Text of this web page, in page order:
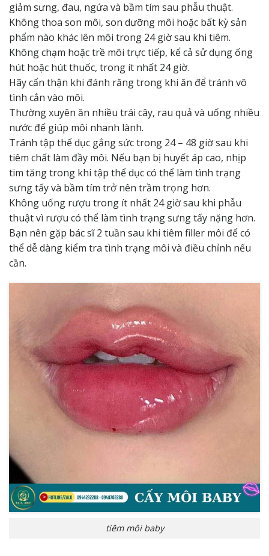
giảm sưng, đau, ngứa và bầm tím sau phẫu thuật.
Không thoa son môi, son dưỡng môi hoặc bất kỳ sản
phẩm nào khác lên môi trong 24 giờ sau khi tiêm.
Không chạm hoặc trề môi trực tiếp, kể cả sử dụng ống
hút hoặc hút thuốc, trong ít nhất 24 giờ.
Hãy cẩn thận khi đánh răng trong khi ăn để tránh vô
tình cắn vào môi.
Thường xuyên ăn nhiều trái cây, rau quả và uống nhiều
nước để giúp môi nhanh lành.
Tránh tập thể dục gắng sức trong 24 – 48 giờ sau khi
tiêm chất làm đầy môi. Nếu bạn bị huyết áp cao, nhịp
tim tăng trong khi tập thể dục có thể làm tình trạng
sưng tấy và bầm tím trở nên trầm trọng hơn.
Không uống rượu trong ít nhất 24 giờ sau khi phẫu
thuật vì rượu có thể làm tình trạng sưng tấy nặng hơn.
Bạn nên gặp bác sĩ 2 tuần sau khi tiêm filler môi để có
thể dễ dàng kiểm tra tình trạng môi và điều chỉnh nếu
cần.
tiêm môi baby